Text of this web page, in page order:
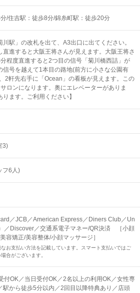
/住吉駅：徒歩8分/錦糸町駅：徒歩20分
川駅」の改札を出て、A3出口に出てください。
直進すると大阪王将さんが見えます。大阪王将さ
程度直進すると2つ目の信号「菊川橋西詰」が
信号を越えて1本目の路地(前方に小さな公園有
2軒先右手に「Ocean」の看板が見えます。この
ロンになります。奥にエレベーターがありま
ます。ご利用ください】
3)
フ6人)
／JCB／American Express／Diners Club／Un
／Discover／交通系電子マネー/QR決済 ［小顔
容矯正/美容整体/小顔マッサージ］
お支払い方法を記載しています。スマート支払いではご
合がございます。
付OK／当日受付OK／2名以上の利用OK／女性専
駅から徒歩5分以内／2回目以降特典あり／店頭